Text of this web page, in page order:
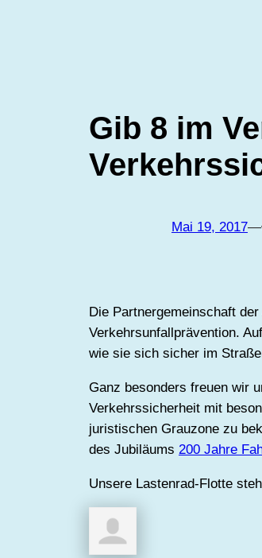
Gib 8 im
Mai 19, 2017—
Die Partnergemeinschaft der
Verkehrsunfallprävention.
wie sie sich sicher im
Ganz besonders freuen wir
Verkehrssicherheit mit
juristischen Grauzone zu
des Jubiläums 200 Jahre
Unsere Lastenrad-Flotte